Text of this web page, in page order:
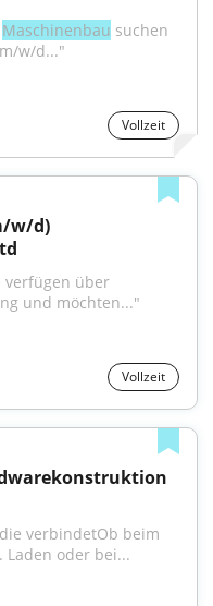
Maschinenbau suchen
w/d..."
Vollzeit
verfügen über
und möchten..."
Vollzeit
verbindetOb beim
Laden oder bei...